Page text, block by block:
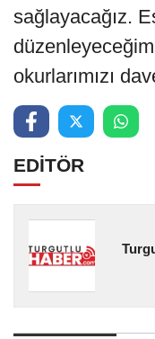
sağlayacağız.
okurlarımızı
EDİTÖR